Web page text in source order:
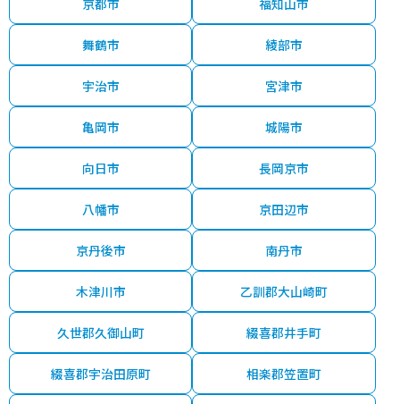
舞鶴市 綾部市
宇治市 宮津市
亀岡市 城陽市
向日市 長岡京市
八幡市 京田辺市
京丹後市 南丹市
木津川市 乙訓郡大山崎町
久世郡久御山町 綴喜郡井手町
綴喜郡宇治田原町 相楽郡笠置町